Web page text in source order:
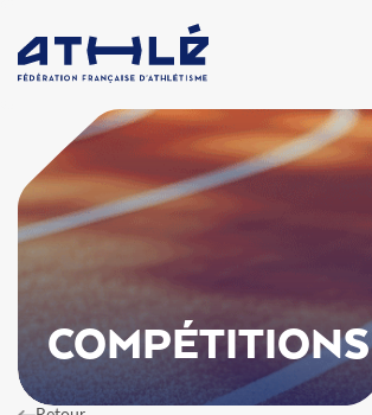
COMPÉTITIONS